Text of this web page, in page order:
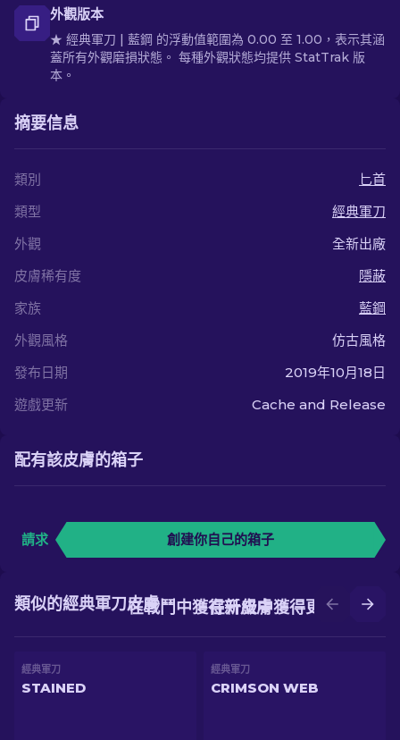
外觀版本
★ 經典軍刀 | 藍鋼 的浮動值範圍為 0.00 至 1.00，表示其涵
蓋所有外觀磨損狀態。 每種外觀狀態均提供 StatTrak 版
本。
摘要信息
類別
匕首
類型
經典軍刀
外觀
全新出廠
皮膚稀有度
隱蔽
家族
藍鋼
外觀風格
仿古風格
發布日期
2019年10月18日
遊戲更新
Cache and Release
配有該皮膚的箱子
請求 創建你自己的箱子
在升級中獲得更好的皮膚
在戰鬥中獲得新皮膚
類似的經典軍刀皮膚
經典軍刀
STAINED
經典軍刀
CRIMSON WEB